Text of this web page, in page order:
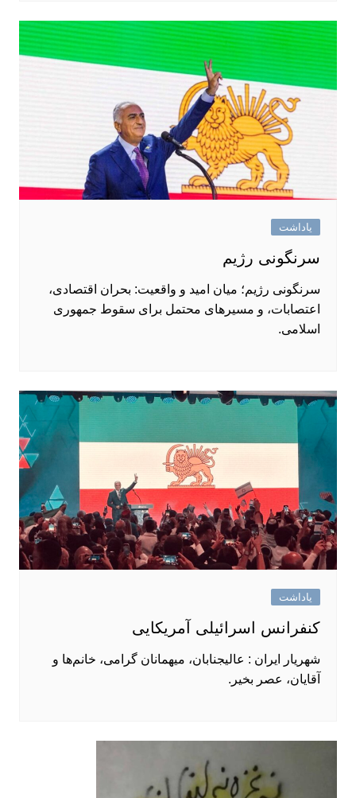
یاداشت
سرنگونی رژیم
سرنگونی رژیم؛ میان امید و واقعیت: بحران اقتصادی،
اعتصابات، و مسیرهای محتمل برای سقوط جمهوری
اسلامی.
یاداشت
کنفرانس اسرائیلی آمریکایی
شهریار ایران : عالیجنابان، میهمانان گرامی، خانم‌ها و
آقایان، عصر بخیر.